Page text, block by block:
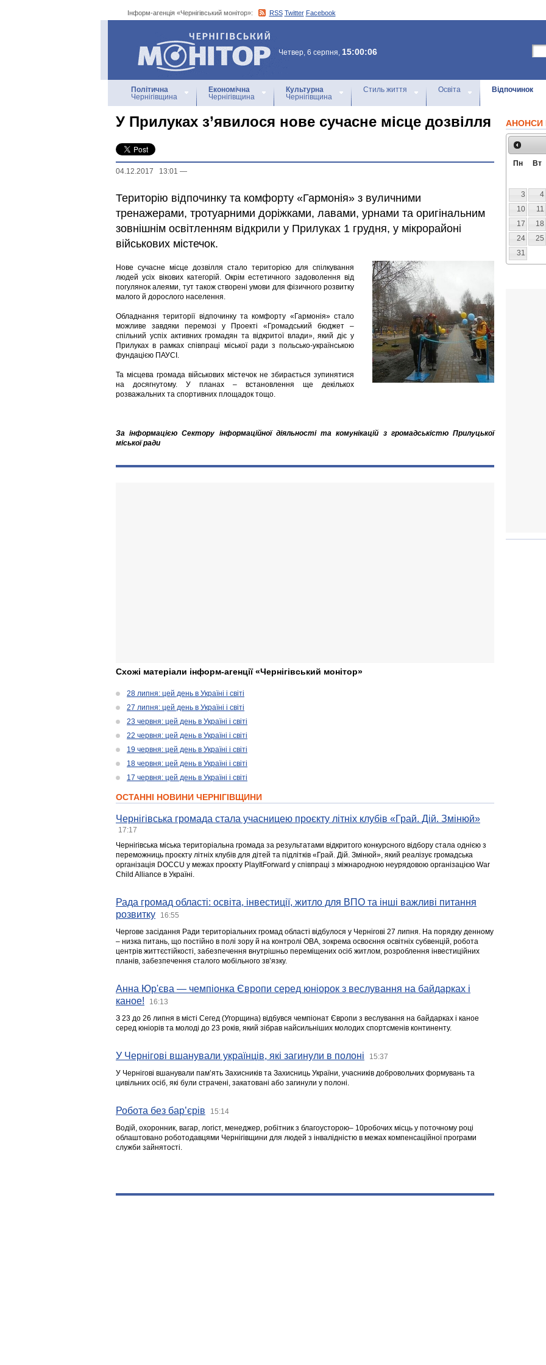
Інформ-агенція «Чернігівський монітор»: RSS Twitter Facebook
Інформ-агенція
«Чернігівський монітор»
Четвер, 6 серпня, 15:00:06
Політична
Чернігівщина
Економічна
Чернігівщина
Культурна
Чернігівщина
Стиль життя Освіта Відпочинок
У Прилуках з’явилося нове сучасне місце дозвілля
04.12.2017 13:01 —
Територію відпочинку та комфорту «Гармонія» з вуличними
тренажерами, тротуарними доріжками, лавами, урнами та оригінальним
зовнішнім освітленням відкрили у Прилуках 1 грудня, у мікрорайоні
військових містечок.
Нове сучасне місце дозвілля стало територією для спілкування
людей усіх вікових категорій. Окрім естетичного задоволення від
погулянок алеями, тут також створені умови для фізичного розвитку
малого й дорослого населення.
Обладнання території відпочинку та комфорту «Гармонія» стало
можливе завдяки перемозі у Проекті «Громадський бюджет –
спільний успіх активних громадян та відкритої влади», який діє у
Прилуках в рамках співпраці міської ради з польсько-українською
фундацією ПАУСІ.
Та місцева громада військових містечок не збирається зупинятися
на досягнутому. У планах – встановлення ще декількох
розважальних та спортивних площадок тощо.
За інформацією Сектору інформаційної діяльності та комунікацій з громадськістю Прилуцької
міської ради
Схожі матеріали інформ-агенції «Чернігівський монітор»
28 липня: цей день в Україні і світі
27 липня: цей день в Україні і світі
23 червня: цей день в Україні і світі
22 червня: цей день в Україні і світі
19 червня: цей день в Україні і світі
18 червня: цей день в Україні і світі
17 червня: цей день в Україні і світі
ОСТАННІ НОВИНИ ЧЕРНІГІВЩИНИ
Чернігівська громада стала учасницею проєкту літніх клубів «Грай. Дій. Змінюй»
17:17
Чернігівська міська територіальна громада за результатами відкритого конкурсного відбору стала однією з
переможниць проєкту літніх клубів для дітей та підлітків «Грай. Дій. Змінюй», який реалізує громадська
організація DOCCU у межах проєкту PlayItForward у співпраці з міжнародною неурядовою організацією War
Child Alliance в Україні.
Рада громад області: освіта, інвестиції, житло для ВПО та інші важливі питання
розвитку
16:55
Чергове засідання Ради територіальних громад області відбулося у Чернігові 27 липня. На порядку денному
– низка питань, що постійно в полі зору й на контролі ОВА, зокрема освоєння освітніх субвенцій, робота
центрів життєстійкості, забезпечення внутрішньо переміщених осіб житлом, розроблення інвестиційних
планів, забезпечення сталого мобільного зв’язку.
Анна Юр'єва — чемпіонка Європи серед юніорок з веслування на байдарках і
каное!
16:13
З 23 до 26 липня в місті Сегед (Угорщина) відбувся чемпіонат Європи з веслування на байдарках і каное
серед юніорів та молоді до 23 років, який зібрав найсильніших молодих спортсменів континенту.
У Чернігові вшанували українців, які загинули в полоні 15:37
У Чернігові вшанували пам’ять Захисників та Захисниць України, учасників добровольчих формувань та
цивільних осіб, які були страчені, закатовані або загинули у полоні.
Робота без бар’єрів 15:14
Водій, охоронник, вагар, логіст, менеджер, робітник з благоусторою– 10робочих місць у поточному році
облаштовано роботодавцями Чернігівщини для людей з інвалідністю в межах компенсаційної програми
служби зайнятості.
АНОНСИ
Пн Вт
3
4
10
11
17
18
24
25
31